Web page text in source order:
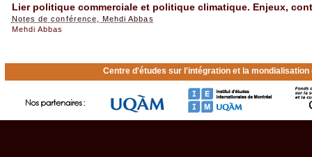
Lier politique commerciale et politique climatique. Enjeux,
Notes de conférence, Mehdi Abbas
Mehdi Abbas
Centre d'études sur l'intégration et la mondialisation